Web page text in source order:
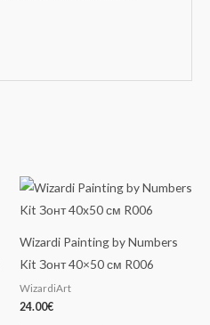
Wizardi Painting by Numbers
Kit Зонт 40×50 см R006
WizardiArt
24.00€